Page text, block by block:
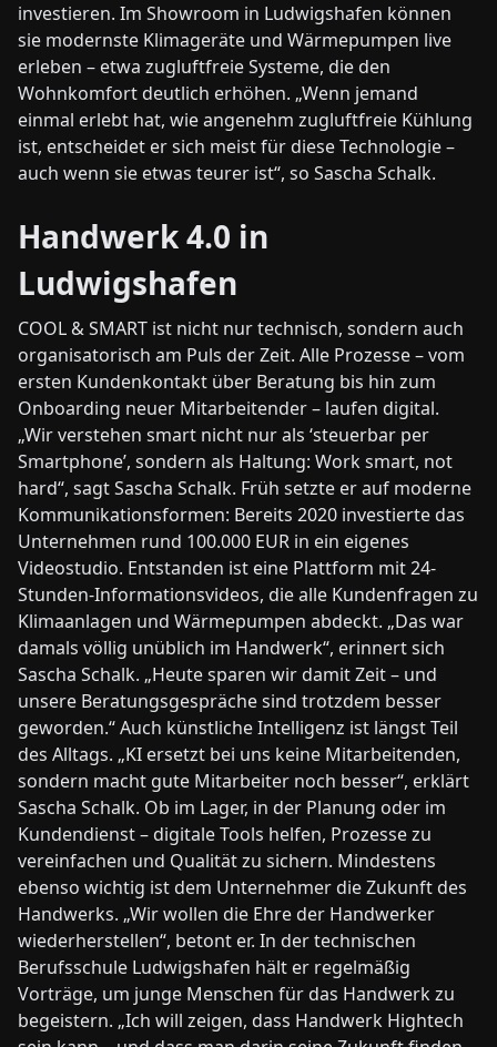
investieren. Im Showroom in Ludwigshafen können
sie modernste Klima­geräte und Wärmepumpen live
erleben – etwa zugluftfreie Systeme, die den
Wohnkomfort deutlich erhöhen. „Wenn jemand
einmal erlebt hat, wie angenehm zugluftfreie Kühlung
ist, entscheidet er sich meist für diese Technologie –
auch wenn sie etwas teurer ist“, so Sascha Schalk.
Handwerk 4.0 in
Ludwigshafen
COOL & SMART ist nicht nur technisch, sondern auch
organisatorisch am Puls der Zeit. Alle Prozesse – vom
ersten Kundenkontakt über Beratung bis hin zum
Onboarding neuer Mitarbeitender – laufen digital.
„Wir verstehen smart nicht nur als ‘steuerbar per
Smartphone’, sondern als Haltung: Work smart, not
hard“, sagt Sascha Schalk. Früh setzte er auf moderne
Kommunikationsformen: Bereits 2020 investierte das
Unternehmen rund 100.000 EUR in ein eigenes
Videostudio. Entstanden ist eine Plattform mit 24-
Stunden-Informationsvideos, die alle Kundenfragen zu
Klimaanlagen und Wärmepumpen abdeckt. „Das war
damals völlig unüblich im Handwerk“, erinnert sich
Sascha Schalk. „Heute sparen wir damit Zeit – und
unsere Beratungsgespräche sind trotzdem besser
geworden.“ Auch künstliche Intelligenz ist längst Teil
des Alltags. „KI ersetzt bei uns keine Mitarbeitenden,
sondern macht gute Mitarbeiter noch besser“, erklärt
Sascha Schalk. Ob im Lager, in der Planung oder im
Kundendienst – digitale Tools helfen, Prozesse zu
vereinfachen und Qualität zu sichern. Mindestens
ebenso wichtig ist dem Unternehmer die Zukunft des
Handwerks. „Wir wollen die Ehre der Handwerker
wiederherstellen“, betont er. In der technischen
Berufsschule Ludwigshafen hält er regelmäßig
Vorträge, um junge Menschen für das Handwerk zu
begeistern. „Ich will zeigen, dass Handwerk Hightech